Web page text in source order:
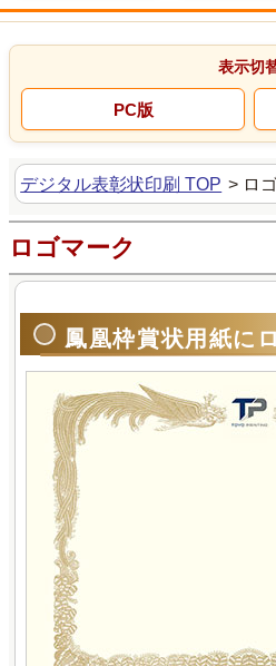
デジタル表彰状印刷 TOP > ロ
ロゴマーク
鳳凰枠賞状用紙に